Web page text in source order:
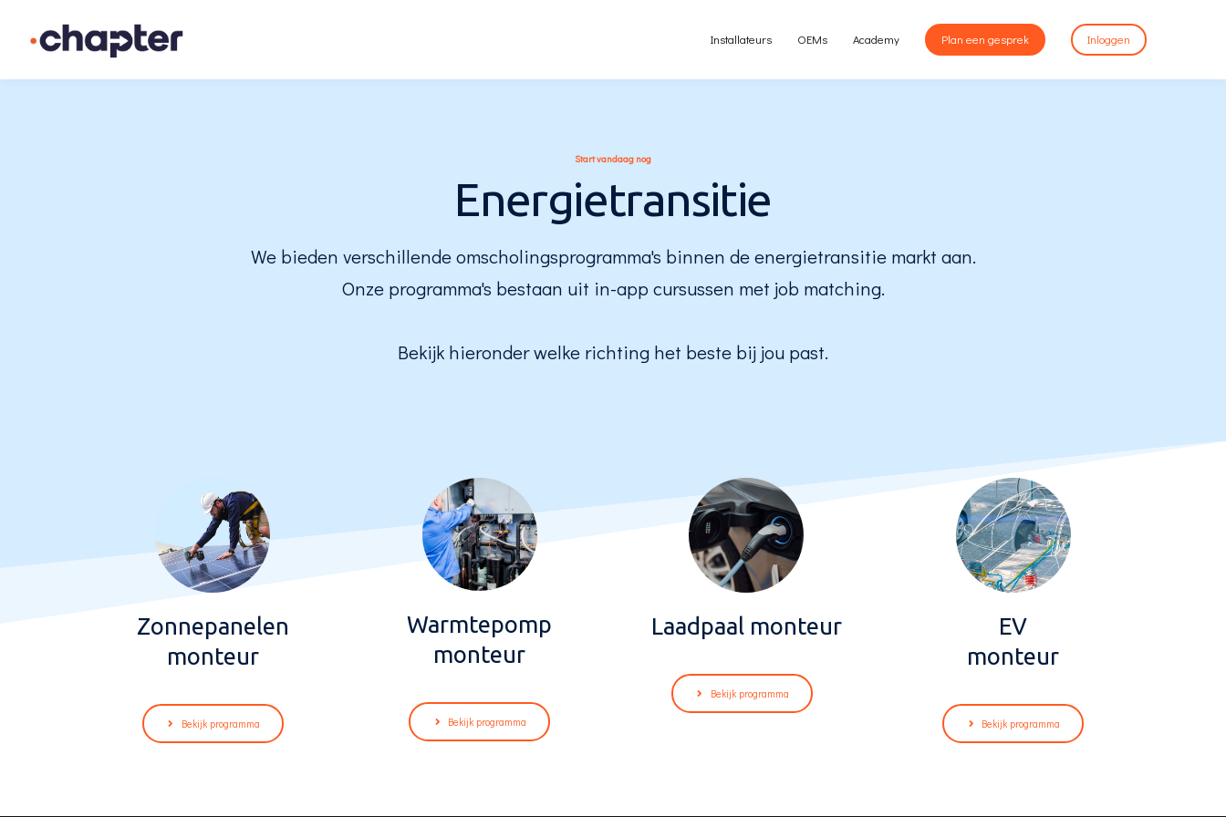
Installateurs OEMs Academy Plan een gesprek Inloggen
Start vandaag nog
Energietransitie
We bieden verschillende omscholingsprogramma's binnen de energietransitie markt aan.
Onze programma's bestaan uit in-app cursussen met job matching.
Bekijk hieronder welke richting het beste bij jou past.
Zonnepanelen
monteur
Bekijk programma
Warmtepomp
monteur
Bekijk programma
Laadpaal monteur
Bekijk programma
EV
monteur
Bekijk programma